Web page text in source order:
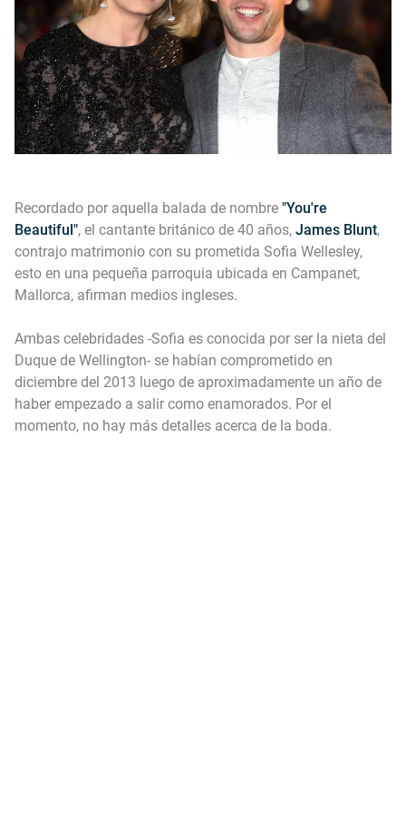
Recordado por aquella balada de nombre "You're
Beautiful", el cantante británico de 40 años, James Blunt,
contrajo matrimonio con su prometida Sofia Wellesley,
esto en una pequeña parroquia ubicada en Campanet,
Mallorca, afirman medios ingleses.
Ambas celebridades -Sofia es conocida por ser la nieta del
Duque de Wellington- se habían comprometido en
diciembre del 2013 luego de aproximadamente un año de
haber empezado a salir como enamorados. Por el
momento, no hay más detalles acerca de la boda.